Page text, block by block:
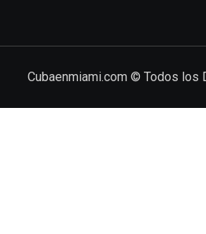
Cubaenmiami.com © Todos los